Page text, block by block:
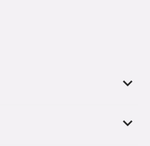
keyboard_arrow_down
keyboard_arrow_down